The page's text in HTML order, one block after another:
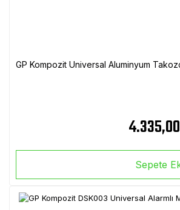
GP Kompozit Universal Aluminyum
Sepete